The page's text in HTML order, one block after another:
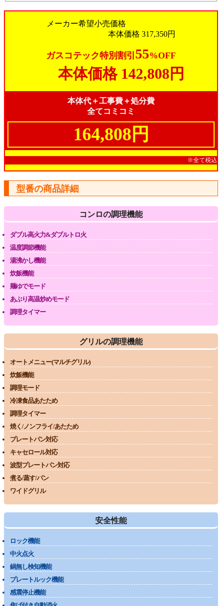
メーカー希望小売価格
本体価格 317,350円
ガスコテック特別割引 55%OFF
本体価格 142,808円
本体代＋工事費＋処分費
全てコミコミ
164,808円
※全て税込
型番の商品詳細
コンロの調理機能
ダブル高火力&ダブルトロ火
温度調節機能
湯沸かし機能
炊飯機能
麺ゆでモード
あぶり高温炒めモード
調理タイマー
グリルの調理機能
オートメニュー(マルチグリル)
炊飯機能
調理モード
冷凍食品あたため
調理タイマー
焼く/ノンフライ/あたため
プレートパン対応
キャセロール対応
波型プレートパン対応
煮る/蒸す/パン
ワイドグリル
安全性能
ロック機能
中火点火
鍋無し検知機能
プレートルック機能
感震停止機能